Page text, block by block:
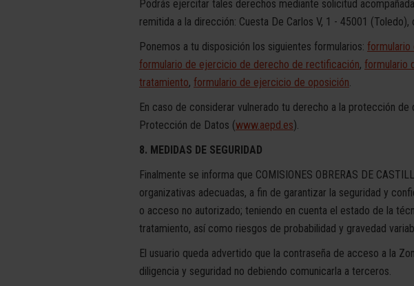
Podrás ejercitar tales derechos mediante solicitud
remitida a la dirección: Cuesta De Carlos V, 1 - 45001
Ponemos a tu disposición los siguientes formularios:
formulario de ejercicio de derecho de rectificación, formulario
tratamiento, formulario de ejercicio de oposición
En caso de considerar vulnerado tu derecho a la protección
Protección de Datos (www.aepd.es).
8. MEDIDAS DE SEGURIDAD
Finalmente se informa que COMISIONES OBRERAS DE
organizativas adecuadas, a fin de garantizar la seguridad y
o acceso no autorizado; teniendo en cuenta el estado de la
tratamiento, así como riesgos de probabilidad y gravedad
El usuario queda advertido que la contraseña de acceso a la
diligencia y seguridad no debiendo comunicarla a terceros.